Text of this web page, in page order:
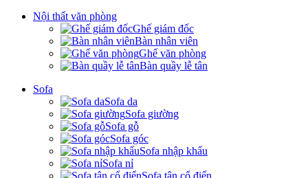
Nội thất văn phòng
Ghế giám đốc
Bàn nhân viên
Ghế văn phòng
Bàn quầy lễ tân
Sofa
Sofa da
Sofa giường
Sofa gỗ
Sofa góc
Sofa nhập khẩu
Sofa nỉ